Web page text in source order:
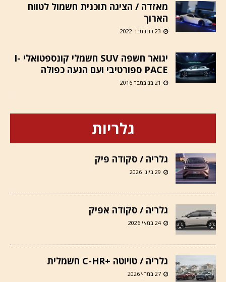
מאזדה / הציגה תוכנית חשמול לטווח
הארוך
23 בנובמבר 2022
יגואר חשפה SUV חשמלי קונספטואלי I-
PACE ספורטיבי ועם הנעה כפולה
21 בנובמבר 2016
גלריות
גלריה / סקודה פיק
29 ביוני 2026
גלריה / סקודה אפיק
24 במאי 2026
גלריה / טויוטה +C-HR חשמלית
27 במרץ 2026